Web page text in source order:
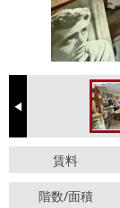
Previous
賃料
階数/面積